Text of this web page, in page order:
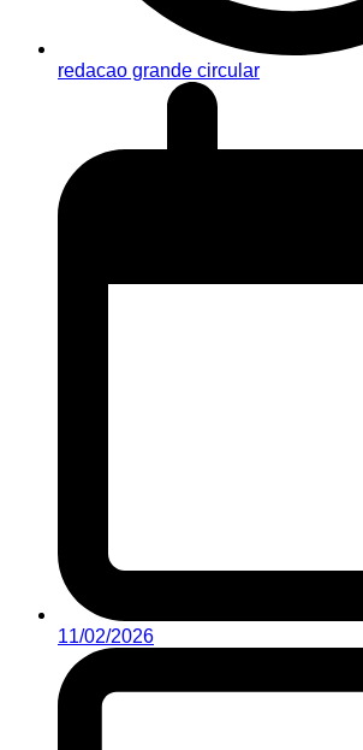
redacao grande circular
11/02/2026